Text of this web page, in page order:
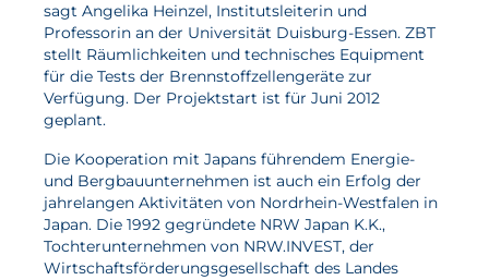
sagt Angelika Heinzel, Institutsleiterin und
Professorin an der Universität Duisburg-Essen. ZBT
stellt Räumlichkeiten und technisches Equipment
für die Tests der Brennstoffzellengeräte zur
Verfügung. Der Projektstart ist für Juni 2012
geplant.
Die Kooperation mit Japans führendem Energie-
und Bergbauunternehmen ist auch ein Erfolg der
jahrelangen Aktivitäten von Nordrhein-Westfalen in
Japan. Die 1992 gegründete NRW Japan K.K.,
Tochterunternehmen von NRW.INVEST, der
Wirtschaftsförderungsgesellschaft des Landes